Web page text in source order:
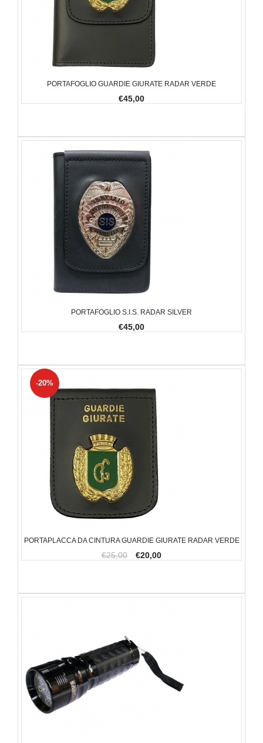
PORTAFOGLIO GUARDIE GIURATE RADAR VERDE
€45,00
PORTAFOGLIO S.I.S. RADAR SILVER
€45,00
PORTAPLACCA DA CINTURA GUARDIE GIURATE RADAR VERDE
€25,00 €20,00
-20%